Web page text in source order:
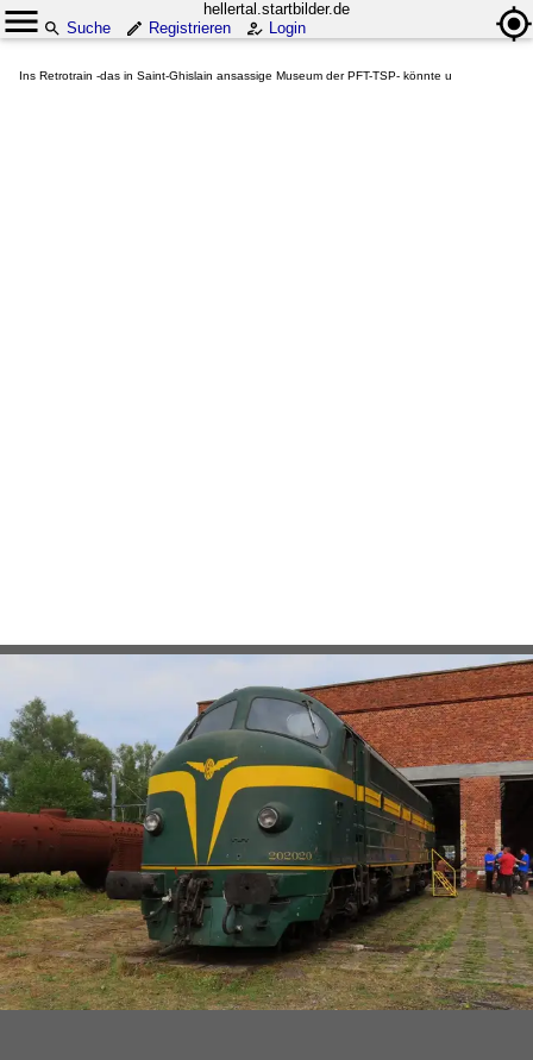
hellertal.startbilder.de
Suche
Registrieren Login
Ins Retrotrain -das in Saint-Ghislain ansassige Museum der PFT-TSP- könnte u